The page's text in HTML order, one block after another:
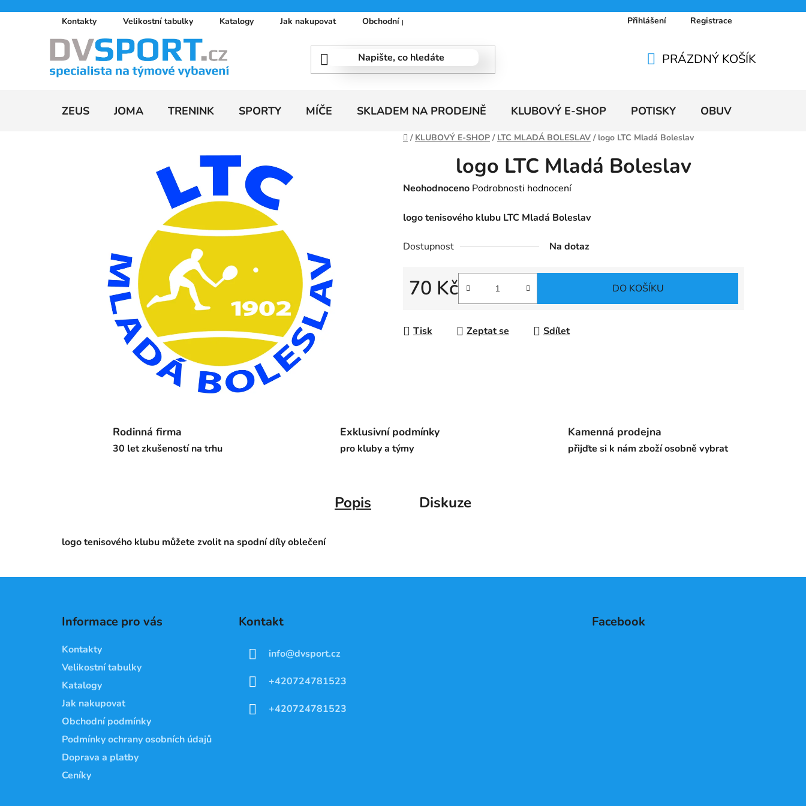
Kontakty Velikostní tabulky Katalogy Jak nakupovat Obchodní podmínky Doprava a platby Ceníky
Přihlášení Registrace
KOŠÍK
PRÁZDNÝ KOŠÍK
ZEUS JOMA TRENINK SPORTY MÍČE SKLADEM NA PRODEJNĚ KLUBOVÝ E-SHOP POTISKY OBUV
Domů
/ KLUBOVÝ E-SHOP / LTC MLADÁ BOLESLAV / logo LTC Mladá Boleslav
logo LTC Mladá Boleslav
Průměrné
produktu
0,0
Neohodnoceno Podrobnosti hodnocení
logo tenisového klubu LTC Mladá Boleslav
Dostupnost Na dotaz
70 Kč
Měrná cena:
DO KOŠÍKU
Tisk Zeptat se Sdílet
Rodinná firma
30 let zkušeností na trhu
Exklusivní podmínky
pro kluby a týmy
Kamenná prodejna
přijďte si k nám zboží osobně vybrat
Popis Diskuze
logo tenisového klubu můžete zvolit na spodní díly oblečení
Informace pro vás
Kontakty
Velikostní tabulky
Katalogy
Jak nakupovat
Obchodní podmínky
Podmínky ochrany osobních údajů
Doprava a platby
Ceníky
Kontakt
info@dvsport.cz
+420724781523
+420724781523
Facebook